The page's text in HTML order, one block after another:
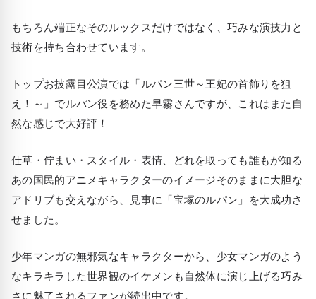
もちろん端正なそのルックスだけではなく、巧みな演技力と
技術を持ち合わせています。
トップお披露目公演では「ルパン三世～王妃の首飾りを狙
え！～」でルパン役を務めた早霧さんですが、これはまた自
然な感じで大好評！
仕草・佇まい・スタイル・表情、どれを取っても誰もが知る
あの国民的アニメキャラクターのイメージそのままに大胆な
アドリブも交えながら、見事に「宝塚のルパン」を大成功さ
せました。
少年マンガの無邪気なキャラクターから、少女マンガのよう
なキラキラした世界観のイケメンも自然体に演じ上げる巧み
さに魅了されるファンが続出中です。